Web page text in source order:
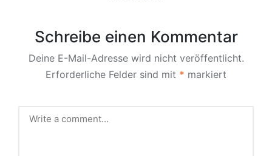
Schreibe einen Kommentar
Deine E-Mail-Adresse wird nicht veröffentlicht.
Erforderliche Felder sind mit * markiert